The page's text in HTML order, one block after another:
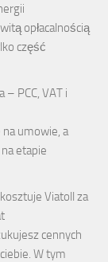
opłacalnością
część
PCC, VAT i
na umowie, a
etapie
Viatoll za
cennych
W tym